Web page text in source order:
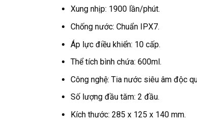
Xung nhịp: 1900 lần/phút.
Chống nước: Chuẩn IPX7.
Áp lực điều khiển: 10 cấp.
Thể tích bình chứa: 600ml.
Công nghệ: Tia nước siêu âm độc
Số lượng đầu tăm: 2 đầu.
Kích thước: 285 x 125 x 140 mm.